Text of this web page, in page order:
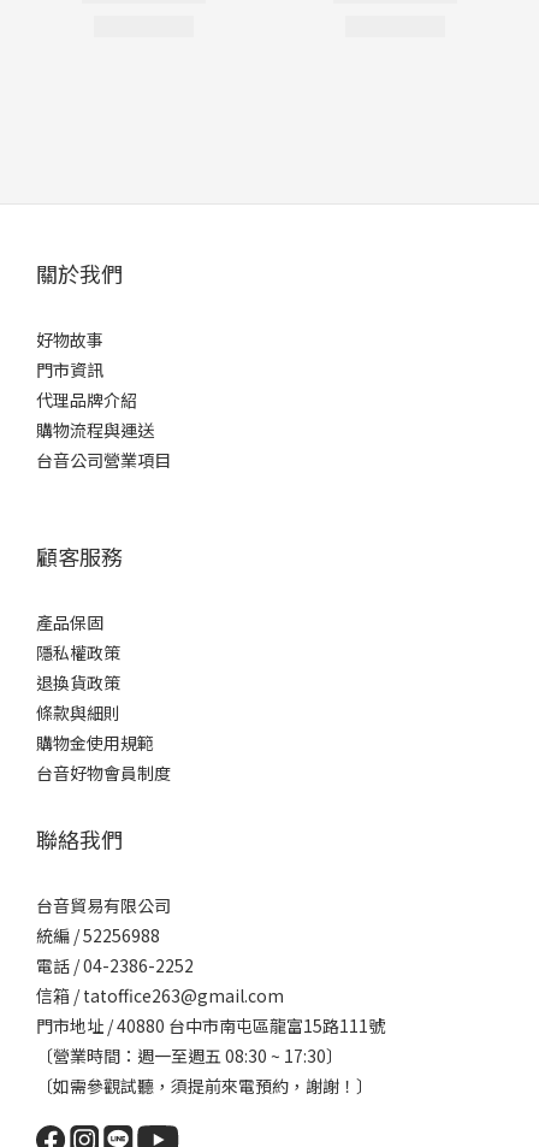
關於我們
好物故事
門市資訊
代理品牌介紹
購物流程與運送
台音公司營業項目
顧客服務
產品保固
隱私權政策
退換貨政策
條款與細則
購物金使用規範
台音好物會員制度
聯絡我們
台音貿易有限公司
統編 / 52256988
電話 / 04-2386-2252
信箱 / tatoffice263@gmail.com
門市地址 / 40880 台中市南屯區龍富15路111號
〔營業時間：週一至週五 08:30 ~ 17:30〕
〔如需參觀試聽，須提前來電預約，謝謝！〕